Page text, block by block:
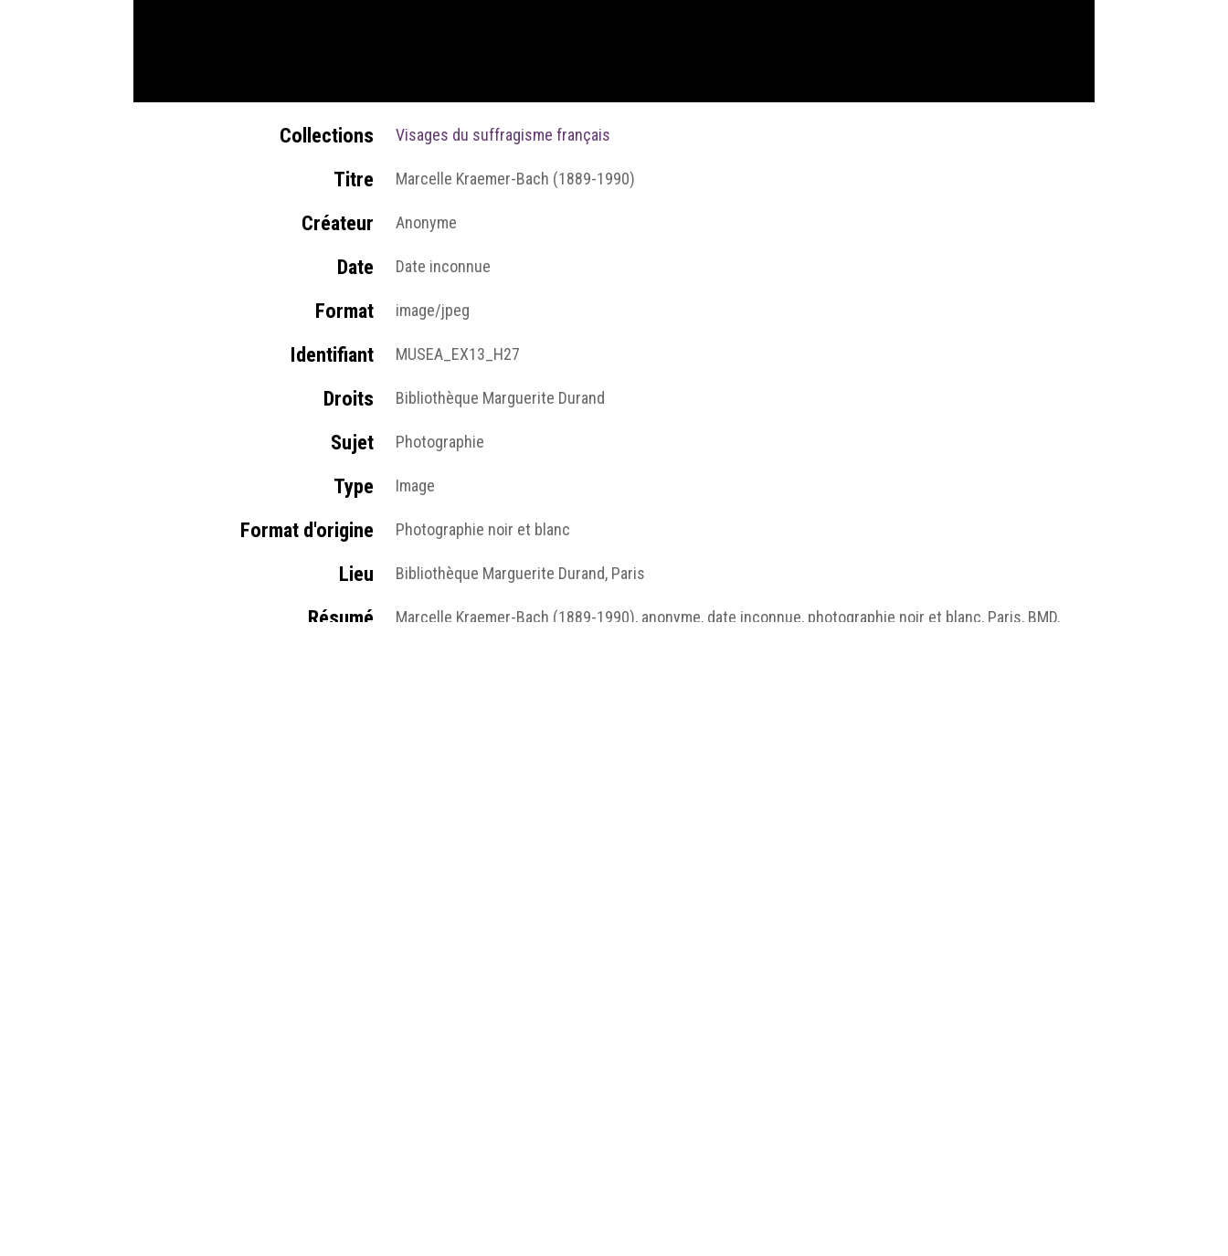
Collections Visages du suffragisme français
Titre Marcelle Kraemer-Bach (1889-1990)
Créateur Anonyme
Date Date inconnue
Format image/jpeg
Identifiant MUSEA_EX13_H27
Droits Bibliothèque Marguerite Durand
Sujet Photographie
Type Image
Format d'origine Photographie noir et blanc
Lieu Bibliothèque Marguerite Durand, Paris
Résumé
Marcelle Kraemer-Bach (1889-1990), anonyme, date inconnue, photographie noir et blanc, Paris, BMD,